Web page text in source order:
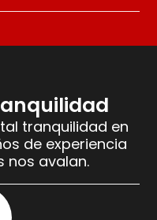
tranquilidad en
de experiencia
nos avalan.